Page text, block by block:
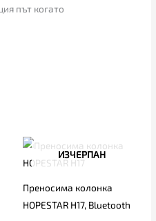
път когато
ИЗЧЕРПАН
Преносима колонка
HOPESTAR H17, Bluetooth